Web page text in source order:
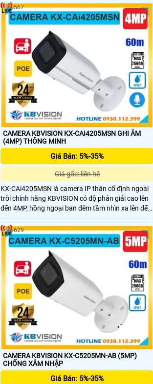
đến 256GB và công nghệ phân biệt người, xe
thông minh. Hỗ trợ POE, vỏ kim loại chắc chắn,
camera KX-C8204MN là lựa chọn giá rẻ, chất
lượng cao cho giải pháp giám sát an ninh.
CAMERA KBVISION KX-CAI4205MSN GHI ÂM
(4MP) THÔNG MINH
Giá Bán: 5%-35%
Giá gốc: liên hệ
KX-CAi4205MSN là camera IP thân cố định ngoài
trời chính hãng KBVISION có độ phân giải cao lên
đến 4MP, hồng ngoại ban đêm tầm nhìn xa lên đến
60m. Camera hỗ trợ khe cắm thẻ nhớ 256GB, tích
hợp micro ghi âm và công nghệ phân biệt người và
xe thông minh. Vỏ kim loại chuẩn IP67, hỗ trợ POE,
giá thành hợp lý phù hợp lắp đặt cho nhiều công
trình như nhà xưởng, công ty, khu phố, kho hàng,...
567
CAMERA KBVISION KX-C5205MN-AB (5MP)
CHỐNG XÂM NHẬP
Giá Bán: 5%-35%
629